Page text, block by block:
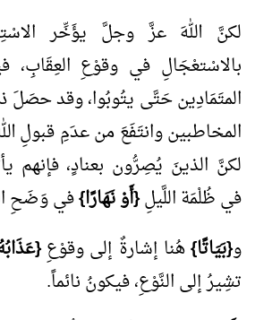
لكنَّ اللهَ عزَّ وجلَّ يؤَخِّر
بالاسْتعْجَالِ في وقوْعِ العِقَابِ،
المتَمَادِين حَتَّى يتُوبُوا، وقد
المخاطبين وانتَفَعَ من عدَمِ قبولِ
لكنَّ الذينَ يُصِرُّون بعنادٍ، فإنهم
في ظُلْمَة اللَّيلِ{أَوْ نَهَارًا}في وَضَحِ
و{بَيَاتًا}هُنا إشارةٌ إلى وقوْعِ
تشِيرُ إلى النَّوْعِ، فيكونُ نائماً.